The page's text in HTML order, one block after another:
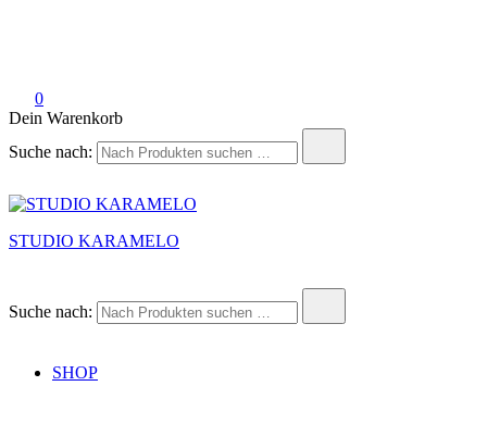
0
Dein Warenkorb
Suche nach:
STUDIO KARAMELO
Suche nach:
SHOP